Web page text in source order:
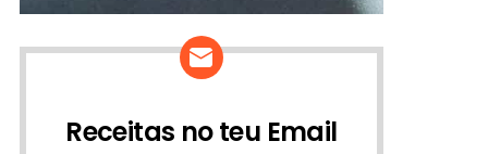
Receitas no teu Email